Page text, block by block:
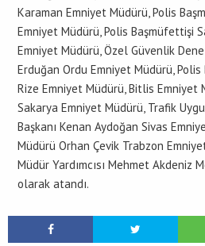
Karaman Emniyet Müdürü, Polis
Emniyet Müdürü, Polis Başmüfettişi
Emniyet Müdürü, Özel Güvenlik
Erduğan Ordu Emniyet Müdürü,
Rize Emniyet Müdürü, Bitlis Emniyet
Sakarya Emniyet Müdürü, Trafik
Başkanı Kenan Aydoğan Sivas
Müdürü Orhan Çevik Trabzon
Müdür Yardımcısı Mehmet Akdeniz
olarak atandı.